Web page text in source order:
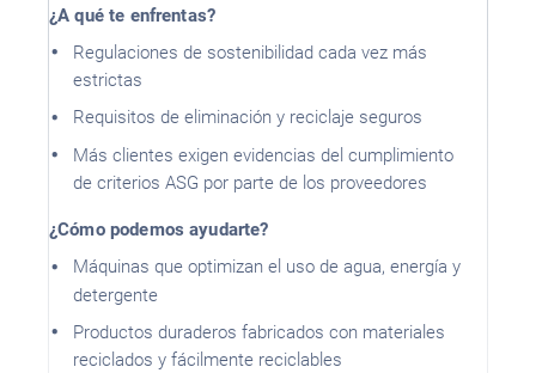
¿A qué te enfrentas?
Regulaciones de sostenibilidad cada vez más
estrictas
Requisitos de eliminación y reciclaje seguros
Más clientes exigen evidencias del cumplimiento
de criterios ASG por parte de los proveedores
¿Cómo podemos ayudarte?
Máquinas que optimizan el uso de agua, energía y
detergente
Productos duraderos fabricados con materiales
reciclados y fácilmente reciclables